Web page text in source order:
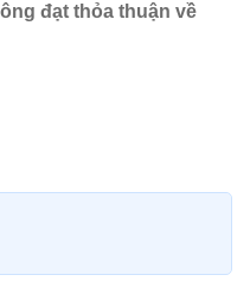
đạt thỏa thuận về